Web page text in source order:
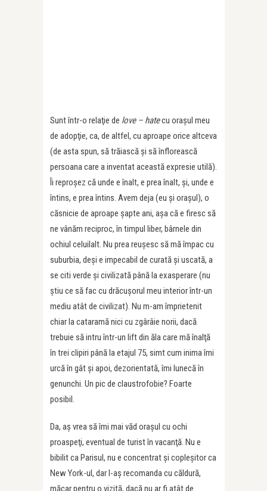
Sunt într-o relaţie de love – hatecu oraşul meu
de adopţie, ca, de altfel, cu aproape orice altceva
(de asta spun, să trăiască şi să înflorească
persoana care a inventat această expresie utilă).
Îi reproşez că unde e înalt, e prea înalt, şi, unde e
întins, e prea întins. Avem deja (eu şi oraşul), o
căsnicie de aproape şapte ani, aşa că e firesc să
ne vânăm reciproc, în timpul liber, bârnele din
ochiul celuilalt. Nu prea reuşesc să mă împac cu
suburbia, deşi e impecabil de curată şi uscată, a
se citi verde şi civilizată până la exasperare (nu
ştiu ce să fac cu drăcuşorul meu interior într-un
mediu atât de civilizat). Nu m-am împrietenit
chiar la cataramă nici cu zgârâie norii, dacă
trebuie să intru într-un lift din ăla care mă înalţă
în trei clipiri până la etajul 75, simt cum inima îmi
urcă în gât şi apoi, dezorientată, îmi lunecă în
genunchi. Un pic de claustrofobie? Foarte
posibil.
Da, aş vrea să îmi mai văd oraşul cu ochi
proaspeţi, eventual de turist în vacanţă. Nu e
bibilit ca Parisul, nu e concentrat şi copleşitor ca
New York-ul, dar l-aş recomanda cu căldură,
măcar pentru o vizită, dacă nu ar fi atât de